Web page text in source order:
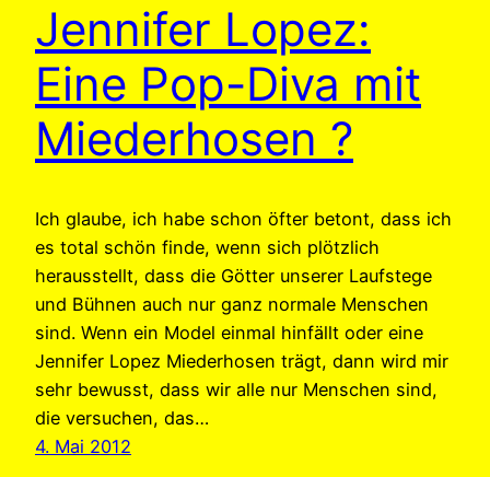
Jennifer Lopez:
Eine Pop-Diva mit
Miederhosen ?
Ich glaube, ich habe schon öfter betont, dass ich
es total schön finde, wenn sich plötzlich
herausstellt, dass die Götter unserer Laufstege
und Bühnen auch nur ganz normale Menschen
sind. Wenn ein Model einmal hinfällt oder eine
Jennifer Lopez Miederhosen trägt, dann wird mir
sehr bewusst, dass wir alle nur Menschen sind,
die versuchen, das…
4. Mai 2012